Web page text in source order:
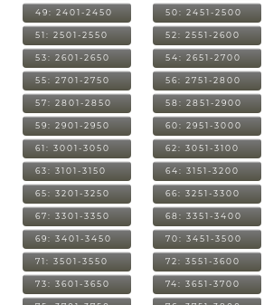
49: 2401-2450 50: 2451-2500
51: 2501-2550 52: 2551-2600
53: 2601-2650 54: 2651-2700
55: 2701-2750 56: 2751-2800
57: 2801-2850 58: 2851-2900
59: 2901-2950 60: 2951-3000
61: 3001-3050 62: 3051-3100
63: 3101-3150 64: 3151-3200
65: 3201-3250 66: 3251-3300
67: 3301-3350 68: 3351-3400
69: 3401-3450 70: 3451-3500
71: 3501-3550 72: 3551-3600
73: 3601-3650 74: 3651-3700